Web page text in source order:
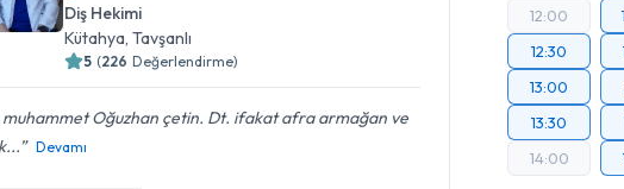
Diş Hekimi
Kütahya , Tavşanlı
5 (226 Değerlendirme)
Oğuzhan çetin. Dt. ifakat afra armağan ve
Devamı
12:00
12:30
13:00
13:30
14:00